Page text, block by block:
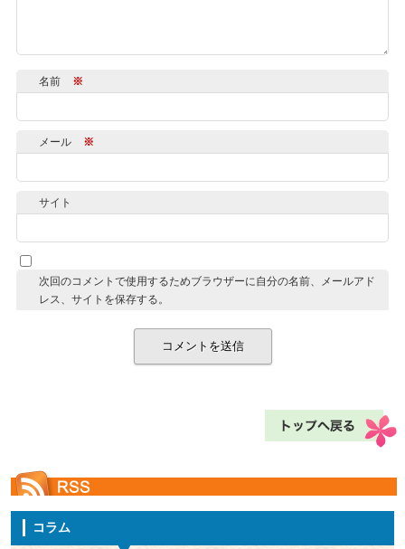
名前 ※
メール ※
サイト
次回のコメントで使用するためブラウザーに自分の名前、メールアド
レス、サイトを保存する。
コラム